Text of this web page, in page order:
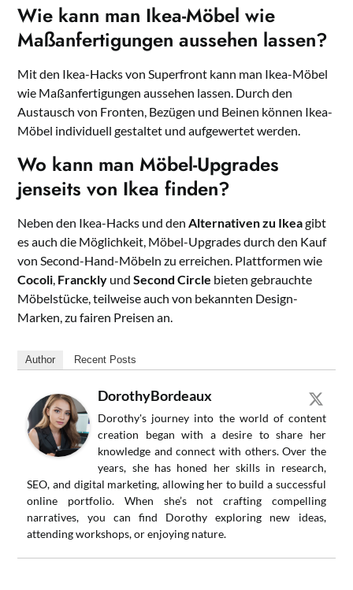
Wie kann man Ikea-Möbel wie
Maßanfertigungen aussehen lassen?
Mit den Ikea-Hacks von Superfront kann man Ikea-Möbel
wie Maßanfertigungen aussehen lassen. Durch den
Austausch von Fronten, Bezügen und Beinen können Ikea-
Möbel individuell gestaltet und aufgewertet werden.
Wo kann man Möbel-Upgrades
jenseits von Ikea finden?
Neben den Ikea-Hacks und denAlternativen zu Ikeagibt
es auch die Möglichkeit, Möbel-Upgrades durch den Kauf
von Second-Hand-Möbeln zu erreichen. Plattformen wie
Cocoli, Franckly undSecond Circle bieten gebrauchte
Möbelstücke, teilweise auch von bekannten Design-
Marken, zu fairen Preisen an.
Author Recent Posts
DorothyBordeaux
Dorothy's journey into the world of content
creation began with a desire to share her
knowledge and connect with others. Over the
years, she has honed her skills in research,
SEO, and digital marketing, allowing her to build a successful
online portfolio. When she’s not crafting compelling
narratives, you can find Dorothy exploring new ideas,
attending workshops, or enjoying nature.